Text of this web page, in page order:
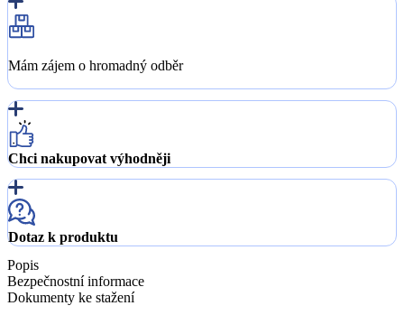
Mám zájem o hromadný odběr
Chci nakupovat výhodněji
Dotaz k produktu
Popis
Bezpečnostní informace
Dokumenty ke stažení